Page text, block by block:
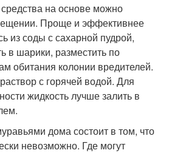
на основе можно
Проще и эффективнее
из соды с сахарной пудрой,
в шарики, разместить по
обитания колонии вредителей.
с горячей водой. Для
жидкость лучше залить в
дома состоит в том, что
невозможно. Где могут